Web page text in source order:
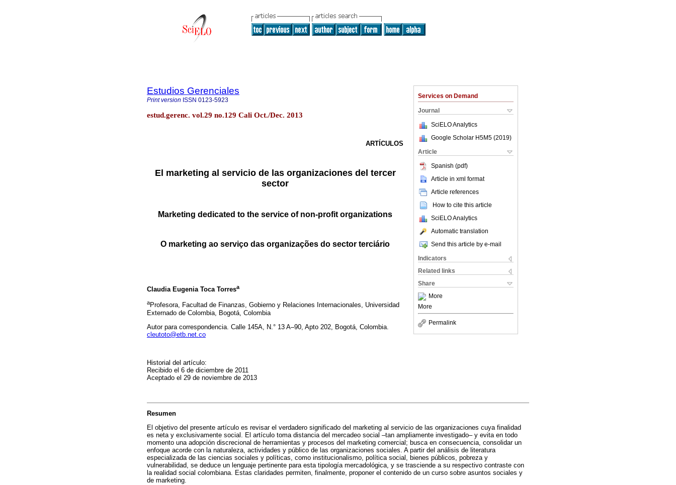
Services on Demand
Journal
SciELO Analytics
Google Scholar H5M5 (2019)
Article
Spanish (pdf)
Article in xml format
Article references
How to cite this article
SciELO Analytics
Automatic translation
Send this article by e-mail
Indicators
Related links
Share
More
More
Permalink
Estudios Gerenciales
Print version ISSN 0123-5923
estud.gerenc. vol.29 no.129 Cali Oct./Dec. 2013
ARTÍCULOS
El marketing al servicio de las organizaciones del tercer
sector
Marketing dedicated to the service of non-profit organizations
O marketing ao serviço das organizações do sector terciário
Claudia Eugenia Toca Torresa
aProfesora, Facultad de Finanzas, Gobierno y Relaciones Internacionales, Universidad
Externado de Colombia, Bogotá, Colombia
Autor para correspondencia. Calle 145A, N.° 13 A–90, Apto 202, Bogotá, Colombia.
cleutoto@etb.net.co
Historial del artículo:
Recibido el 6 de diciembre de 2011
Aceptado el 29 de noviembre de 2013
Resumen
El objetivo del presente artículo es revisar el verdadero significado del marketing al servicio de las organizaciones cuya finalidad
es neta y exclusivamente social. El artículo toma distancia del mercadeo social –tan ampliamente investigado– y evita en todo
momento una adopción discrecional de herramientas y procesos del marketing comercial; busca en consecuencia, consolidar un
enfoque acorde con la naturaleza, actividades y público de las organizaciones sociales. A partir del análisis de literatura
especializada de las ciencias sociales y políticas, como institucionalismo, política social, bienes públicos, pobreza y
vulnerabilidad, se deduce un lenguaje pertinente para esta tipología mercadológica, y se trasciende a su respectivo contraste con
la realidad social colombiana. Estas claridades permiten, finalmente, proponer el contenido de un curso sobre asuntos sociales y
de marketing.